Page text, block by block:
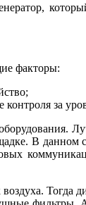
факторы:
за
В данном
Тогда